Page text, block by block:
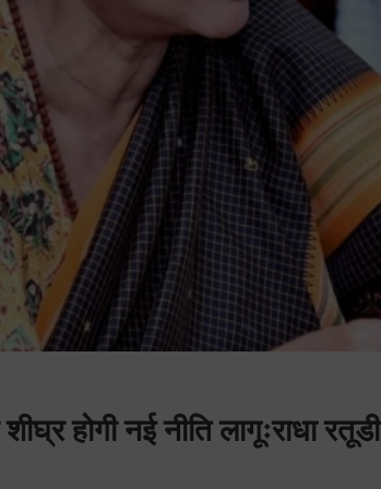
होगी नई नीति लागूःराधा रतूडी